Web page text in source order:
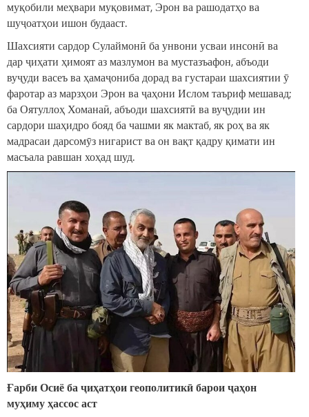
муқобили меҳвари муқовимат, Эрон ва рашодатҳо ва
шуҷоатҳои ишон будааст.
Шахсияти сардор Сулаймонӣ ба унвони усваи инсонӣ ва
дар ҷиҳати ҳимоят аз мазлумон ва мустазъафон, абъоди
вуҷуди васеъ ва ҳамаҷониба дорад ва густараи шахсиятии ӯ
фаротар аз марзҳои Эрон ва ҷаҳони Ислом таъриф мешавад;
ба Оятуллоҳ Хоманаӣ, абъоди шахсиятӣ ва вуҷудии ин
сардори шаҳидро бояд ба чашми як мактаб, як роҳ ва як
мадрасаи дарсомӯз нигарист ва он вақт қадру қимати ин
масъала равшан хоҳад шуд.
Ғарби Осиё ба ҷиҳатҳои геополитикӣ барои ҷаҳон
муҳиму ҳассос аст